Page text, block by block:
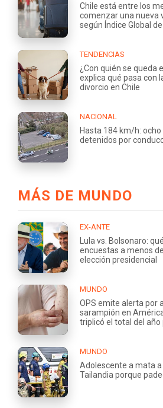
Chile está entre los
comenzar una nueva
según Índice Global
TENDENCIAS
¿Con quién se queda
explica qué pasa con
divorcio en Chile
NACIONAL
Hasta 184 km/h:
detenidos por
MÁS DE MUNDO
EX-ANTE
Lula vs. Bolsonaro:
encuestas a menos
elección presidencial
MUNDO
OPS emite alerta por
sarampión en
triplicó el total del año
MUNDO
Adolescente a mata
Tailandia porque